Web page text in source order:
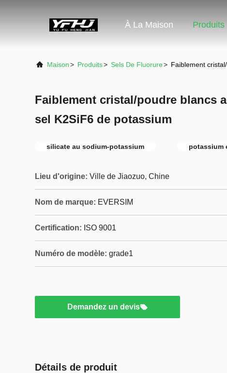
À La Maison Produits
Maison> Produits> Sels De Fluorure> Faiblement
Faiblement cristal/poudre blancs
sel K2SiF6 de potassium
silicate au sodium-potassium potassium
Lieu d'origine: Ville de Jiaozuo, Chine
Nom de marque: EVERSIM
Certification: ISO 9001
Numéro de modèle: grade1
Demandez un devis
Détails de produit